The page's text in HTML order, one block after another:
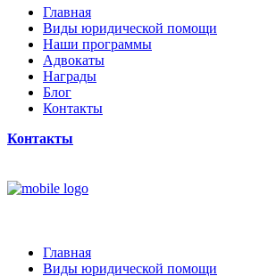
Главная
Виды юридической помощи
Наши программы
Адвокаты
Награды
Блог
Контакты
Контакты
Главная
Виды юридической помощи